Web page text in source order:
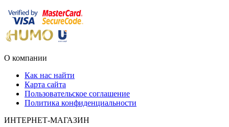
О компании
Как нас найти
Карта сайта
Пользовательское соглашение
Политика конфиденциальности
ИНТЕРНЕТ-МАГАЗИН